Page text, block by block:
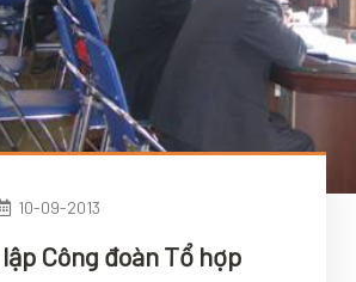
10-09-2013
Công đoàn Tổ hợp